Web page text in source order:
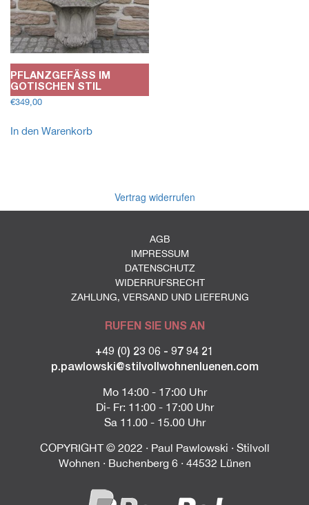
PFLANZGEFÄSS IM G
OTISCHEN STIL
€349,00
In den Warenkorb
Vertrag widerrufen
AGB
IMPRESSUM
DATENSCHUTZ
WIDERRUFSRECHT
ZAHLUNG, VERSAND UND LIEFERUNG
RUFEN SIE UNS AN
+49 (0) 23 06 - 97 94 21
p.pawlowski@stilvollwohnenluenen.com
Mo 14:00 - 17:00 Uhr
Di- Fr: 11:00 - 17:00 Uhr
Sa 11.00 - 15.00 Uhr
COPYRIGHT © 2022 · Paul Pawlowski · Stilvoll
Wohnen · Buchenberg 6 · 44532 Lünen